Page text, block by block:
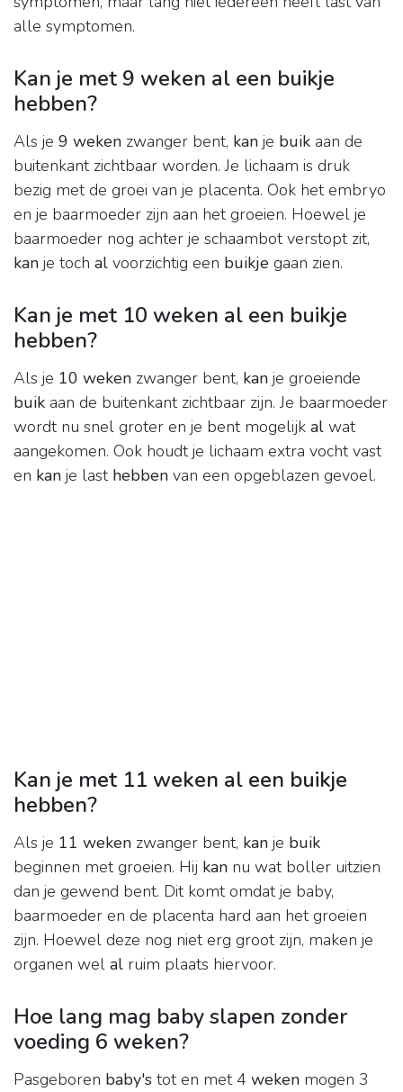
alle symptomen.
Kan je met 9 weken al een buikje
hebben?
Als je 9 weken zwanger bent, kan je buik aan de
buitenkant zichtbaar worden. Je lichaam is druk
bezig met de groei van je placenta. Ook het embryo
en je baarmoeder zijn aan het groeien. Hoewel je
baarmoeder nog achter je schaambot verstopt zit,
kan je toch al voorzichtig een buikje gaan zien.
Kan je met 10 weken al een buikje
hebben?
Als je 10 weken zwanger bent, kan je groeiende
buik aan de buitenkant zichtbaar zijn. Je baarmoeder
wordt nu snel groter en je bent mogelijk al wat
aangekomen. Ook houdt je lichaam extra vocht vast
en kan je last hebben van een opgeblazen gevoel.
Kan je met 11 weken al een buikje
hebben?
Als je 11 weken zwanger bent, kan je buik
beginnen met groeien. Hij kan nu wat boller uitzien
dan je gewend bent. Dit komt omdat je baby,
baarmoeder en de placenta hard aan het groeien
zijn. Hoewel deze nog niet erg groot zijn, maken je
organen wel al ruim plaats hiervoor.
Hoe lang mag baby slapen zonder
voeding 6 weken?
Pasgeboren baby's tot en met 4 weken mogen 3